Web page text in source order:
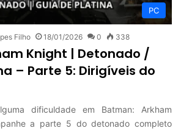
PC
Filho 18/01/2026 0 338
Knight | Detonado /
– Parte 5: Dirigíveis do
dificuldade em Batman: Arkham
a parte 5 do detonado completo